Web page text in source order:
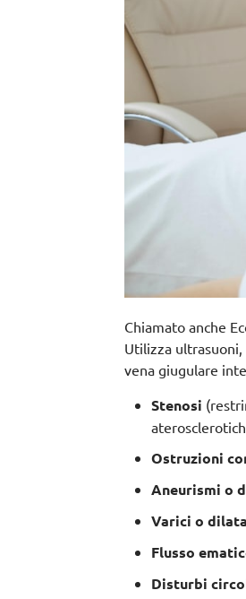
Chiamato anche
Utilizza
vena giugulare
Stenosi
Ostruzioni
Aneurismi o
Varici o
Flusso
Disturbi